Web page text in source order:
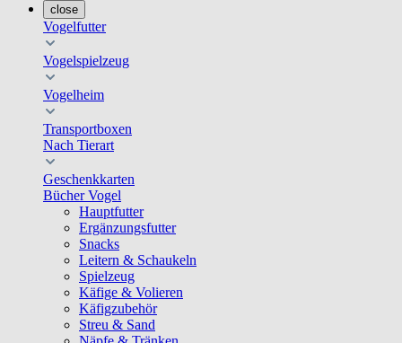
close
Vogelfutter
Vogelspielzeug
Vogelheim
Transportboxen
Nach Tierart
Geschenkkarten
Bücher Vogel
Hauptfutter
Ergänzungsfutter
Snacks
Leitern & Schaukeln
Spielzeug
Käfige & Volieren
Käfigzubehör
Streu & Sand